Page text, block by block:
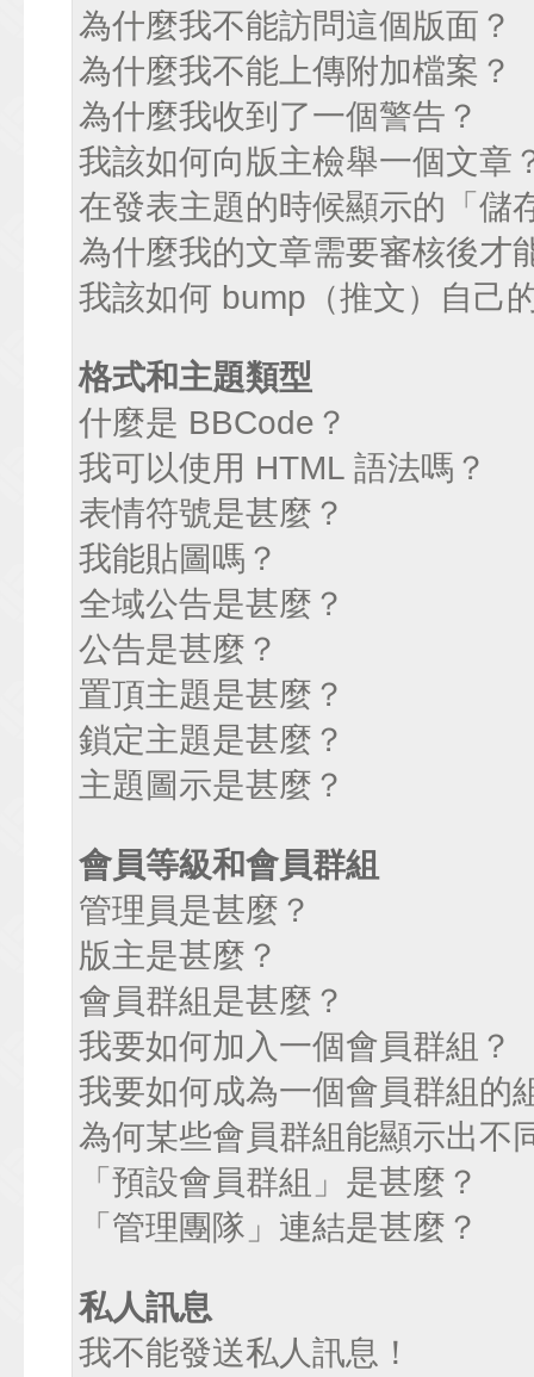
為什麼我不能訪問這個版面？
為什麼我不能上傳附加檔案？
為什麼我收到了一個警告？
我該如何向版主檢舉一個文章
在發表主題的時候顯示的「儲
為什麼我的文章需要審核後才
我該如何 bump（推文）自己
格式和主題類型
什麼是 BBCode？
我可以使用 HTML 語法嗎？
表情符號是甚麼？
我能貼圖嗎？
全域公告是甚麼？
公告是甚麼？
置頂主題是甚麼？
鎖定主題是甚麼？
主題圖示是甚麼？
會員等級和會員群組
管理員是甚麼？
版主是甚麼？
會員群組是甚麼？
我要如何加入一個會員群組？
我要如何成為一個會員群組的
為何某些會員群組能顯示出不
「預設會員群組」是甚麼？
「管理團隊」連結是甚麼？
私人訊息
我不能發送私人訊息！